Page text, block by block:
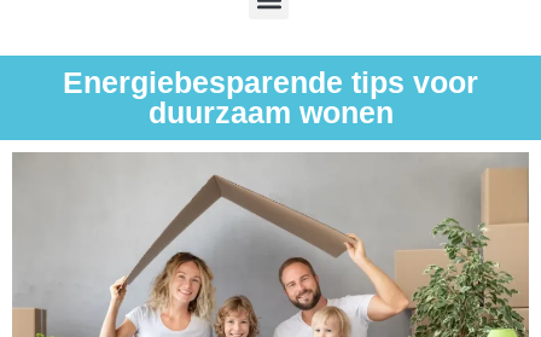
Energiebesparende tips voor
duurzaam wonen